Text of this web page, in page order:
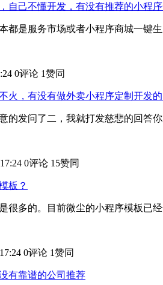
自己不懂开发，有没有推荐的小程
都是服务市场或者小程序商城一键
0评论 1赞同
火，有没有做外卖小程序定制开发的
的发问了二，我就打发慈悲的回答
0评论 15赞同
板？
很多的。目前微尘的小程序模板已
0评论 1赞同
有靠谱的公司推荐